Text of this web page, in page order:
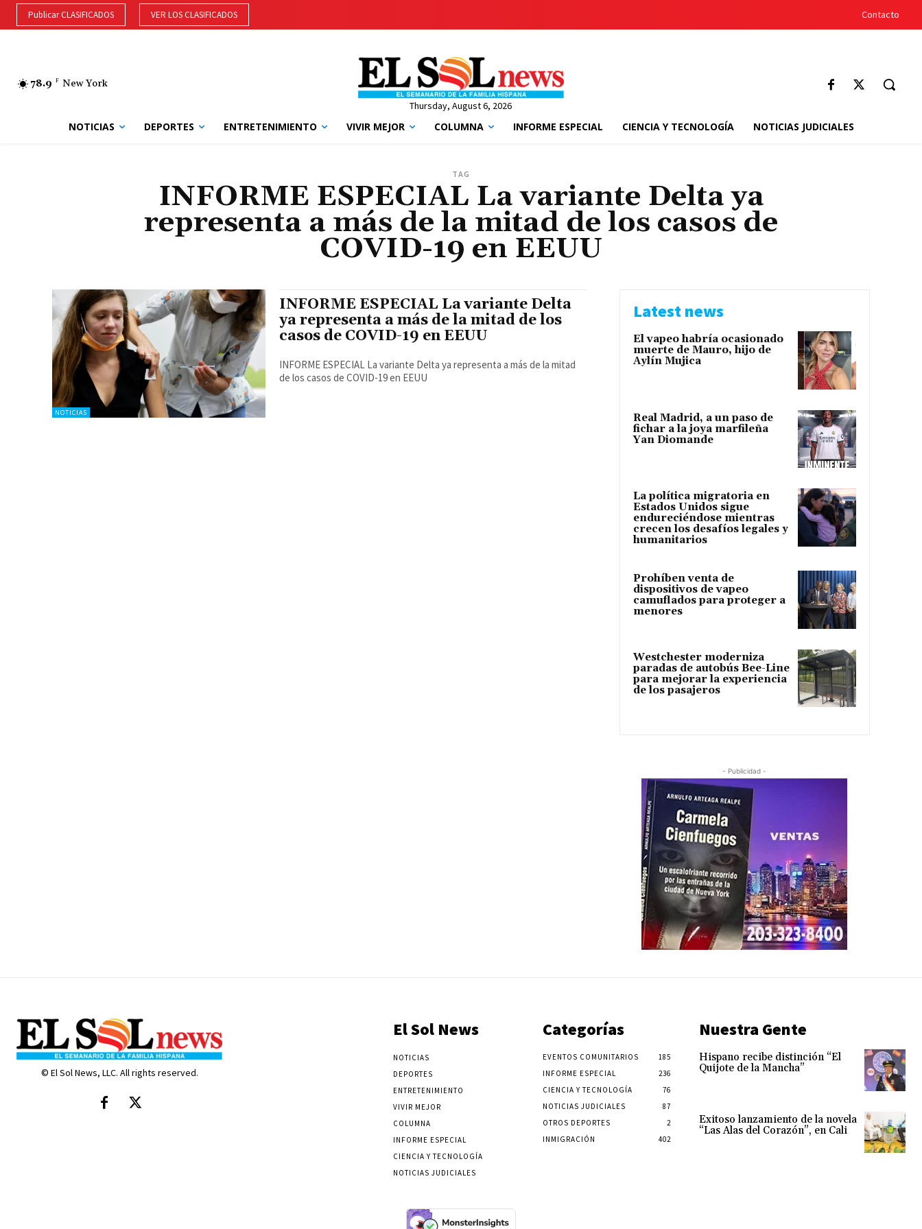
Publicar CLASIFICADOS VER LOS CLASIFICADOS Contacto
78.9 F New York
Thursday, August 6, 2026
NOTICIAS DEPORTES ENTRETENIMIENTO VIVIR MEJOR COLUMNA INFORME ESPECIAL CIENCIA Y TECNOLOGÍA NOTICIAS JUDICIALES
TAG
INFORME ESPECIAL La variante Delta ya
representa a más de la mitad de los casos de
COVID-19 en EEUU
NOTICIAS
INFORME ESPECIAL La variante Delta
ya representa a más de la mitad de los
casos de COVID-19 en EEUU
INFORME ESPECIAL La variante Delta ya representa a más de la mitad
de los casos de COVID-19 en EEUU
Latest news
El vapeo habría ocasionado
muerte de Mauro, hijo de
Aylín Mujica
Real Madrid, a un paso de
fichar a la joya marfileña
Yan Diomande
La política migratoria en
Estados Unidos sigue
endureciéndose mientras
crecen los desafíos legales y
humanitarios
Prohíben venta de
dispositivos de vapeo
camuflados para proteger a
menores
Westchester moderniza
paradas de autobús Bee-Line
para mejorar la experiencia
de los pasajeros
- Publicidad -
© El Sol News, LLC. All rights reserved.
El Sol News
NOTICIAS
DEPORTES
ENTRETENIMIENTO
VIVIR MEJOR
COLUMNA
INFORME ESPECIAL
CIENCIA Y TECNOLOGÍA
NOTICIAS JUDICIALES
Categorías
EVENTOS COMUNITARIOS
185
INFORME ESPECIAL
236
CIENCIA Y TECNOLOGÍA
76
NOTICIAS JUDICIALES
87
OTROS DEPORTES
2
INMIGRACIÓN
402
Nuestra Gente
Hispano recibe distinción “El
Quijote de la Mancha”
Exitoso lanzamiento de la novela
“Las Alas del Corazón”, en Cali